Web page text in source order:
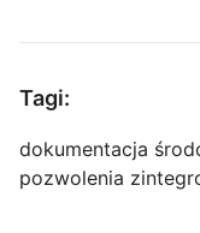
Tagi:
dokumentacja
pozwolenia